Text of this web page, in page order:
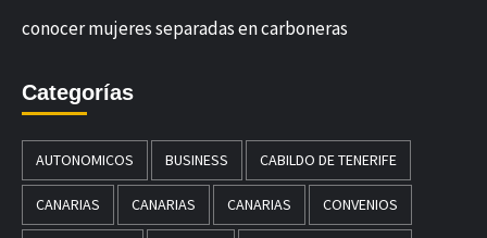
conocer mujeres separadas en carboneras
Categorías
AUTONOMICOS BUSINESS CABILDO DE TENERIFE
CANARIAS CANARIAS CANARIAS CONVENIOS